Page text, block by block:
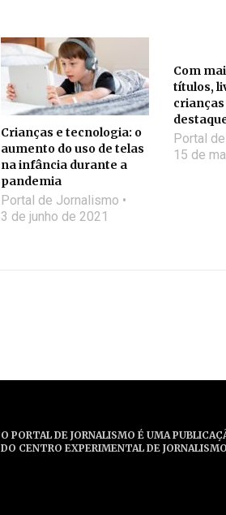
Crianças e tecnologia: o
aumento do uso de telas
na infância durante a
pandemia
Portal de Jornalismo
3 de junho de 2021
Com
títulos,
Portal
15 de
O PORTAL DE JORNALISMO É UMA
DO CENTRO EXPERIMENTAL DE